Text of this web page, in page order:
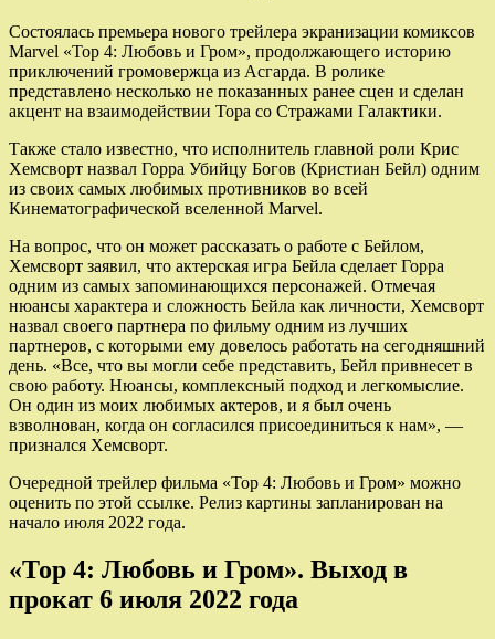
Состоялась премьера нового трейлера экранизации комиксов
Marvel «Тор 4: Любовь и Гром», продолжающего историю
приключений громовержца из Асгарда. В ролике
представлено несколько не показанных ранее сцен и сделан
акцент на взаимодействии Тора со Стражами Галактики.
Также стало известно, что исполнитель главной роли Крис
Хемсворт назвал Горра Убийцу Богов (Кристиан Бейл) одним
из своих самых любимых противников во всей
Кинематографической вселенной Marvel.
На вопрос, что он может рассказать о работе с Бейлом,
Хемсворт заявил, что актерская игра Бейла сделает Горра
одним из самых запоминающихся персонажей. Отмечая
нюансы характера и сложность Бейла как личности, Хемсворт
назвал своего партнера по фильму одним из лучших
партнеров, с которыми ему довелось работать на сегодняшний
день. «Все, что вы могли себе представить, Бейл привнесет в
свою работу. Нюансы, комплексный подход и легкомыслие.
Он один из моих любимых актеров, и я был очень
взволнован, когда он согласился присоединиться к нам», —
признался Хемсворт.
Очередной трейлер фильма «Тор 4: Любовь и Гром» можно
оценить по этой ссылке. Релиз картины запланирован на
начало июля 2022 года.
«Тор 4: Любовь и Гром». Выход в
прокат 6 июля 2022 года